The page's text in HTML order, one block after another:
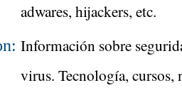
adwares, hijackers, etc.
Información sobre
virus. Tecnología, cursos,